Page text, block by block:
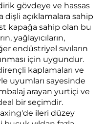
gövdeye ve hassas
açıklamalara sahip
kapağa sahip olan bu
yağlayıcıların,
endüstriyel sıvıların
için uygundur.
kaplamaları ve
uyumları sayesinde
arayan yurtiçi ve
bir seçimdir.
ileri düzey